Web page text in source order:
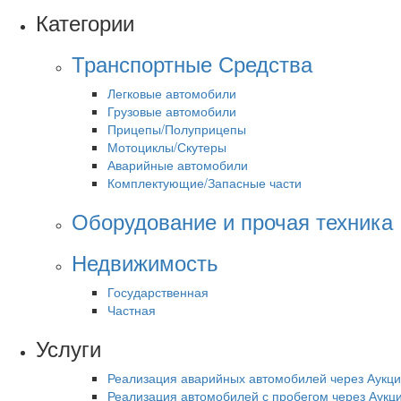
Категории
Транспортные Средства
Легковые автомобили
Грузовые автомобили
Прицепы/Полуприцепы
Мотоциклы/Скутеры
Аварийные автомобили
Комплектующие/Запасные части
Оборудование и прочая техника
Недвижимость
Государственная
Частная
Услуги
Реализация аварийных автомобилей через
Реализация автомобилей с пробегом через